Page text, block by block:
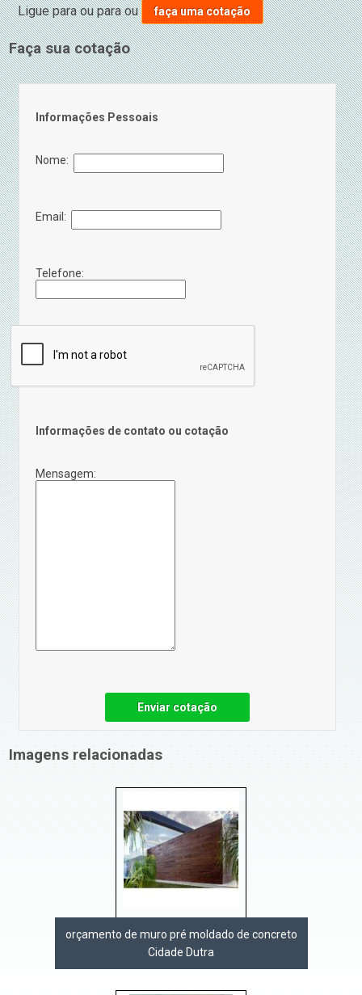
Ligue paraou paraou faça uma cotação
Faça sua cotação
Informações Pessoais
Nome:
Email:
Telefone:
Informações de contato ou cotação
Mensagem:
Enviar cotação
Imagens relacionadas
orçamento de muro pré moldado de concreto
Cidade Dutra